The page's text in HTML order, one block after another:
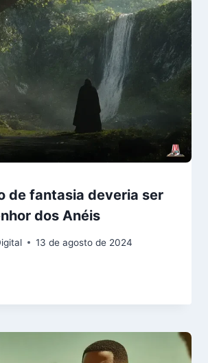
de fantasia deveria ser
dos Anéis
13 de agosto de 2024